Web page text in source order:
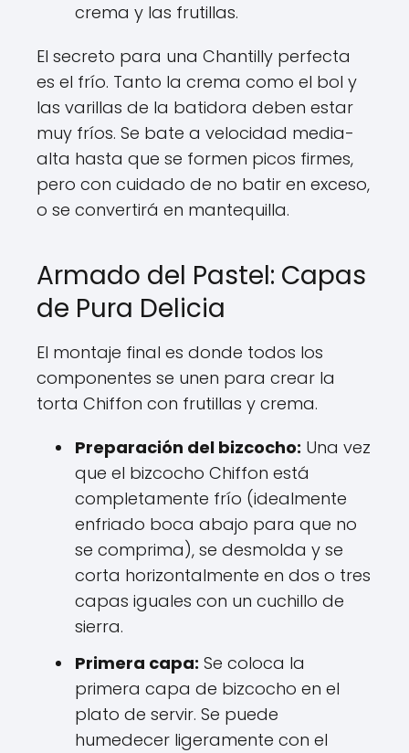
crema y las frutillas.
El secreto para una Chantilly perfecta
es el frío. Tanto la crema como el bol y
las varillas de la batidora deben estar
muy fríos. Se bate a velocidad media-
alta hasta que se formen picos firmes,
pero con cuidado de no batir en exceso,
o se convertirá en mantequilla.
Armado del Pastel: Capas
de Pura Delicia
El montaje final es donde todos los
componentes se unen para crear la
torta Chiffon con frutillas y crema.
Preparación del bizcocho: Una vez
que el bizcocho Chiffon está
completamente frío (idealmente
enfriado boca abajo para que no
se comprima), se desmolda y se
corta horizontalmente en dos o tres
capas iguales con un cuchillo de
sierra.
Primera capa: Se coloca la
primera capa de bizcocho en el
plato de servir. Se puede
humedecer ligeramente con el